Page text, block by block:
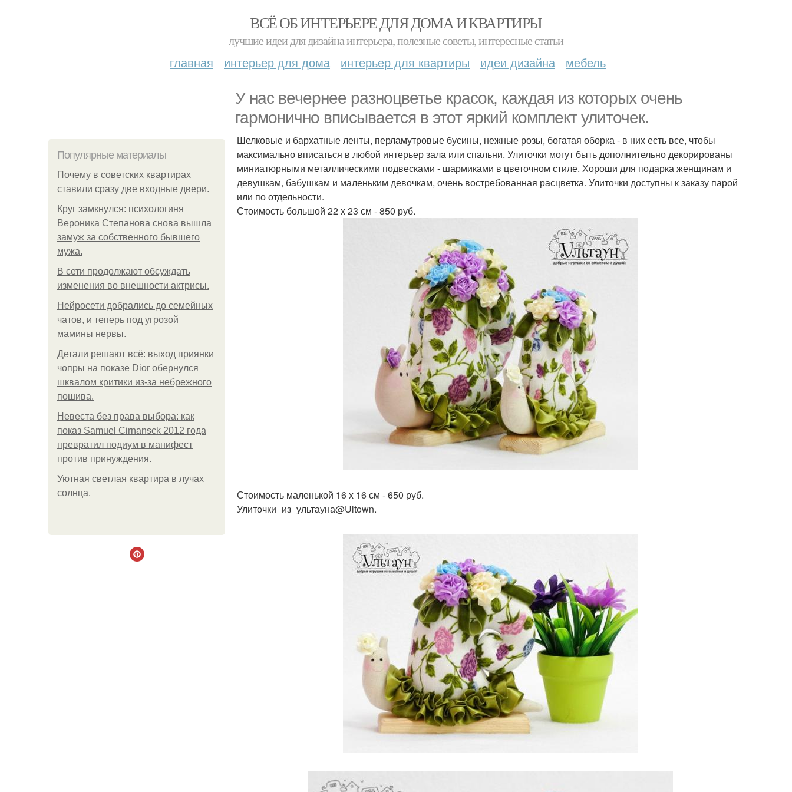
ВСЁ ОБ ИНТЕРЬЕРЕ ДЛЯ ДОМА И КВАРТИРЫ
лучшие идеи для дизайна интерьера, полезные советы, интересные статьи
главная интерьер для дома интерьер для квартиры идеи дизайна мебель
У нас вечернее разноцветье красок, каждая из которых очень
гармонично вписывается в этот яркий комплект улиточек.
Популярные материалы
Почему в советских квартирах
ставили сразу две входные двери.
Круг замкнулся: психологиня
Вероника Степанова снова вышла
замуж за собственного бывшего
мужа.
В сети продолжают обсуждать
изменения во внешности актрисы.
Нейросети добрались до семейных
чатов, и теперь под угрозой
мамины нервы.
Детали решают всё: выход приянки
чопры на показе Dior обернулся
шквалом критики из-за небрежного
пошива.
Невеста без права выбора: как
показ Samuel Cirnansck 2012 года
превратил подиум в манифест
против принуждения.
Уютная светлая квартира в лучах
солнца.
Шелковые и бархатные ленты, перламутровые бусины, нежные розы, богатая оборка - в них есть все, чтобы
максимально вписаться в любой интерьер зала или спальни. Улиточки могут быть дополнительно декорированы
миниатюрными металлическими подвесками - шармиками в цветочном стиле. Хороши для подарка женщинам и
девушкам, бабушкам и маленьким девочкам, очень востребованная расцветка. Улиточки доступны к заказу парой
или по отдельности.
Стоимость большой 22 х 23 см - 850 руб.
Стоимость маленькой 16 х 16 см - 650 руб.
Улиточки_из_ультауна@Ultown.